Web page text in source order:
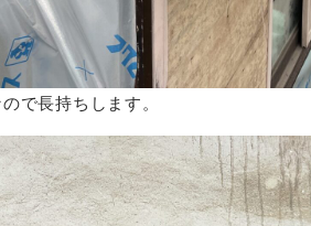
で長持ちします。